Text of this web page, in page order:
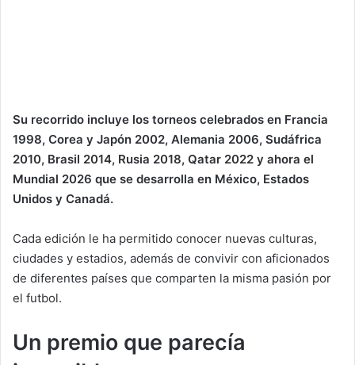
Su recorrido incluye los torneos celebrados en Francia
1998, Corea y Japón 2002, Alemania 2006, Sudáfrica
2010, Brasil 2014, Rusia 2018, Qatar 2022 y ahora el
Mundial 2026 que se desarrolla en México, Estados
Unidos y Canadá.
Cada edición le ha permitido conocer nuevas culturas,
ciudades y estadios, además de convivir con aficionados
de diferentes países que comparten la misma pasión por
el futbol.
Un premio que parecía